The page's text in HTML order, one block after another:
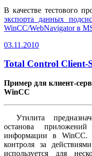
В качестве тестового
экспорта данных
WinCC/WebNavigator в
03.11.2010
Total Control Client-
Пример для клиент-
WinCC
Утилита
останова
информации в WinCC.
контроля за
используется для